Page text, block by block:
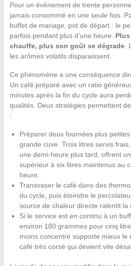
Pour un événement de trente
jamais consommé en une seule fois.
buffet de mariage, pot de départ : le
parfois pendant plus d’une heure.
chauffe, plus son goût se dégrade.
les arômes volatils disparaissent.
Ce phénomène a une conséquence
Un café préparé avec un ratio
minutes après la fin du cycle aura
qualités. Deux stratégies permettent
:
Préparer deux fournées plus petites
grande cuve. Trois litres servis
une demi-heure plus tard, offrent
supérieur à six litres maintenus au
heure.
Transvaser le café dans des
du cycle, puis éteindre le
source de chaleur directe ralentit la
Si le service est en continu à un
environ 180 grammes pour cinq
moins concentré supporte mieux le
café très corsé qui devient vite